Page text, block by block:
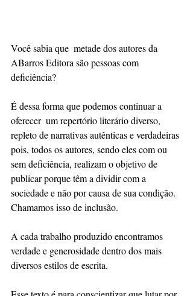
Você sabia que  metade dos autores da
ABarros Editora são pessoas com
deficiência?
É dessa forma que podemos continuar a
oferecer  um repertório literário diverso,
repleto de narrativas autênticas e verdadeiras
pois, todos os autores, sendo eles com ou
sem deficiência, realizam o objetivo de
publicar porque têm a dividir com a
sociedade e não por causa de sua condição.
Chamamos isso de inclusão.
A cada trabalho produzido encontramos
verdade e generosidade dentro dos mais
diversos estilos de escrita.